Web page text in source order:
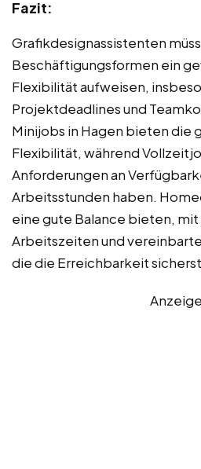
Fazit:
Grafikdesignassistenten
Beschäftigungsformen ein
Flexibilität aufweisen,
Projektdeadlines und
Minijobs in Hagen bieten die
Flexibilität, während
Anforderungen an
Arbeitsstunden haben.
eine gute Balance bieten,
Arbeitszeiten und
die die Erreichbarkeit
Anzeige